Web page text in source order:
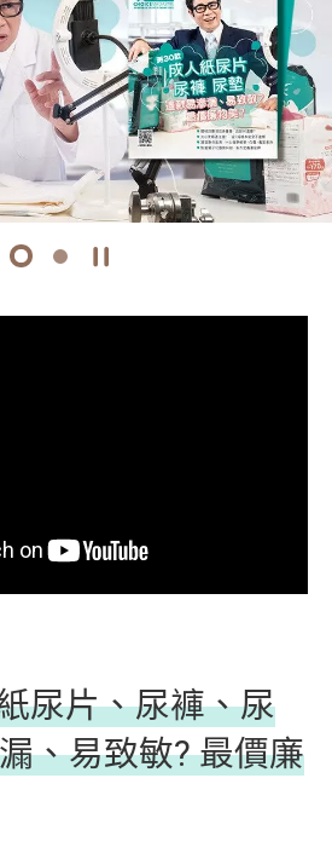
下載期刊
下載期刊
1 2 開始/暫停幻燈片
尿片、尿褲、尿